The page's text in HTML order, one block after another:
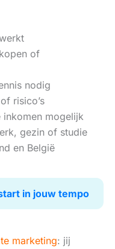
of
nodig
risico’s
inkomen mogelijk
gezin of studie
en België
in jouw tempo
marketing: jij